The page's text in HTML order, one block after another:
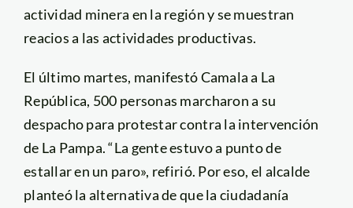
actividad minera en la región y se muestran
reacios a las actividades productivas.
El último martes, manifestó Camala a La
República, 500 personas marcharon a su
despacho para protestar contra la intervención
de La Pampa. “La gente estuvo a punto de
estallar en un paro», refirió. Por eso, el alcalde
planteó la alternativa de que la ciudadanía